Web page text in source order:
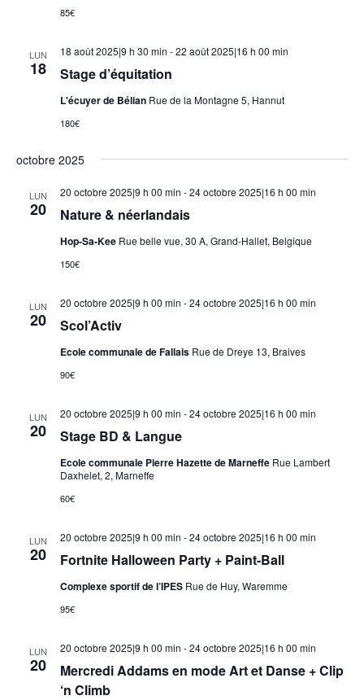
85€
LUN
18 Stage d’équitation
18 août 2025|9 h 30 min -22 août 2025|16 h 00 min
L'écuyer de Bélian Rue de la Montagne 5, Hannut
180€
octobre 2025
LUN
20 Nature & néerlandais
20 octobre 2025|9 h 00 min -24 octobre 2025|16 h 00 min
Hop-Sa-Kee Rue belle vue, 30 A, Grand-Hallet, Belgique
150€
LUN
20 Scol’Activ
20 octobre 2025|9 h 00 min -24 octobre 2025|16 h 00 min
Ecole communale de Fallais Rue de Dreye 13, Braives
90€
LUN
20 Stage BD & Langue
20 octobre 2025|9 h 00 min -24 octobre 2025|16 h 00 min
Ecole communale Pierre Hazette de Marneffe Rue Lambert
Daxhelet, 2, Marneffe
60€
LUN
20 Fortnite Halloween Party + Paint-Ball
20 octobre 2025|9 h 00 min -24 octobre 2025|16 h 00 min
Complexe sportif de l’IPES Rue de Huy, Waremme
95€
LUN
20
Mercredi Addams en mode Art et Danse + Clip
‘n Climb
20 octobre 2025|9 h 00 min -24 octobre 2025|16 h 00 min